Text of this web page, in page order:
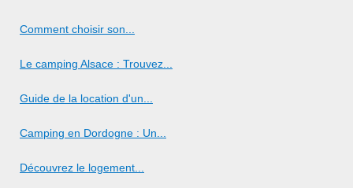
Comment choisir son...
Le camping Alsace : Trouvez...
Guide de la location d'un...
Camping en Dordogne : Un...
Découvrez le logement...